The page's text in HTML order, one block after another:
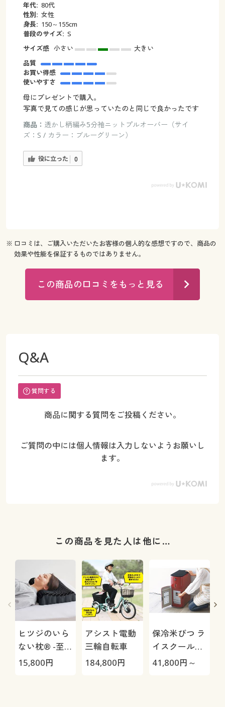
年代: 80代
性別: 女性
身長: 150～155cm
普段のサイズ: S
サイズ感 小さい
大きい
品質
お買い得感
使いやすさ
母にプレゼントで購入。
写真で見ての感じが思っていたのと同じで良かったです
商品： 透かし柄編み5分袖ニットプルオーバー（サイ
ズ：S / カラー：ブルーグリーン）
役に立った 0
※ 口コミは、ご購入いただいたお客様の個人的な感想ですので、商品の
効果や性能を保証するものではありません。
この商品の口コミをもっと見る
Q&A
質問する
商品に関する質問をご投稿ください。
ご質問の中には個人情報は入力しないようお願いし
ます。
この商品を見た人は他に…
ヒツジのいら
ない枕® -至
極-
15,800円
アシスト電動
三輪自転車
184,800円
保冷米びつ ラ
イスクール
HRC-
41,800円～